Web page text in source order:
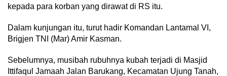
kepada para korban yang dirawat di RS itu.
Dalam kunjungan itu, turut hadir Komandan Lantamal VI,
Brigjen TNI (Mar) Amir Kasman.
Sebelumnya, musibah rubuhnya kubah terjadi di Masjid
Ittifaqul Jamaah Jalan Barukang, Kecamatan Ujung Tanah,